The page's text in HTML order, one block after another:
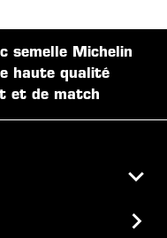
semelle Michelin
haute qualité
et de match